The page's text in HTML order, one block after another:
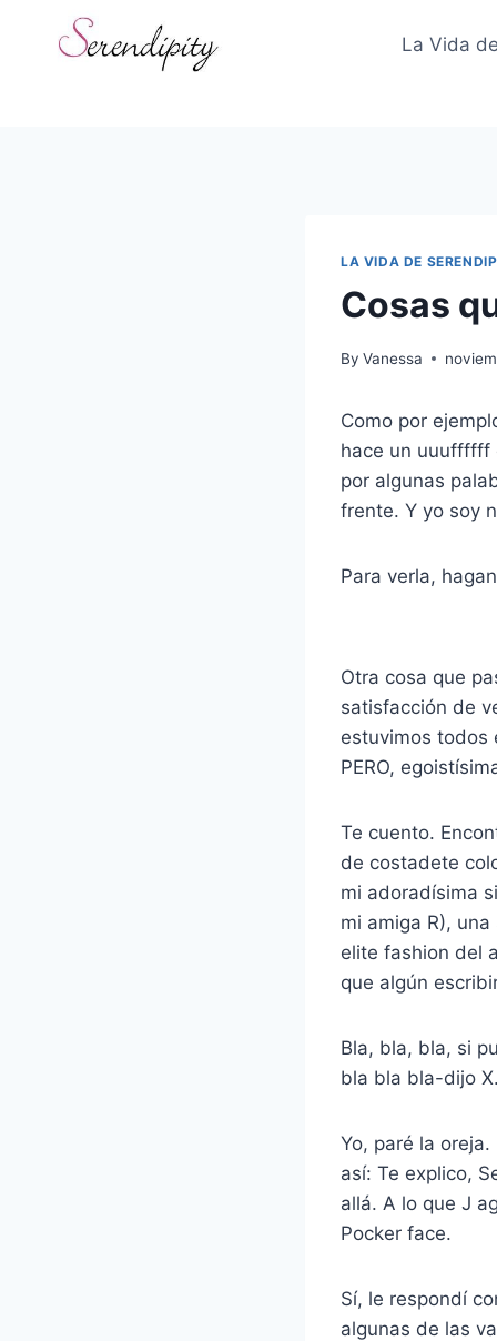
La Vida
LA VIDA DE
Cosas
By Vanessa
Como por
hace un uuuffffff
por algunas
frente. Y yo soy
Para verla,
Otra cosa que
satisfacción de
estuvimos todos
PERO,
Te cuento.
de costadete
mi adoradísima
mi amiga R),
elite fashion del
que algún
Bla, bla, bla, si
bla bla bla-dijo
Yo, paré la
así: Te explico,
allá. A lo que J
Pocker face.
Sí, le respondí
algunas de las